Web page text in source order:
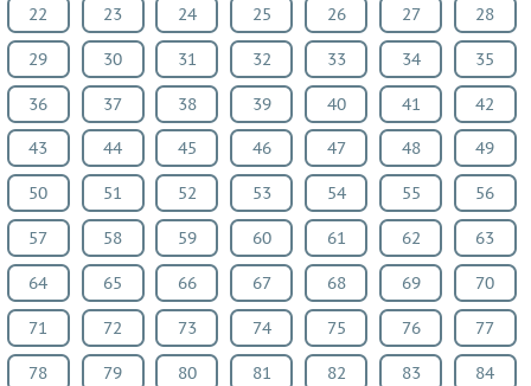
22 23 24 25 26 27 28
29 30 31 32 33 34 35
36 37 38 39 40 41 42
43 44 45 46 47 48 49
50 51 52 53 54 55 56
57 58 59 60 61 62 63
64 65 66 67 68 69 70
71 72 73 74 75 76 77
78 79 80 81 82 83 84